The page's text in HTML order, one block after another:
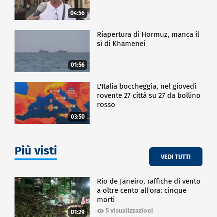
04:56
01:56
Riapertura di Hormuz, manca il
sì di Khamenei
03:50
L'Italia boccheggia, nel giovedì
rovente 27 città su 27 da bollino
rosso
Più visti VEDI TUTTI
01:29
Rio de Janeiro, raffiche di vento
a oltre cento all'ora: cinque
morti
5 visualizzazioni